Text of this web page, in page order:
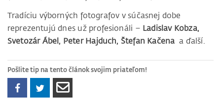
Tradíciu výborných fotografov v súčasnej dobe
reprezentujú dnes už profesionáli – Ladislav Kobza,
Svetozár Ábel, Peter Hajduch, Štefan Kačena a ďalší.
Pošlite tip na tento článok svojim priateľom!